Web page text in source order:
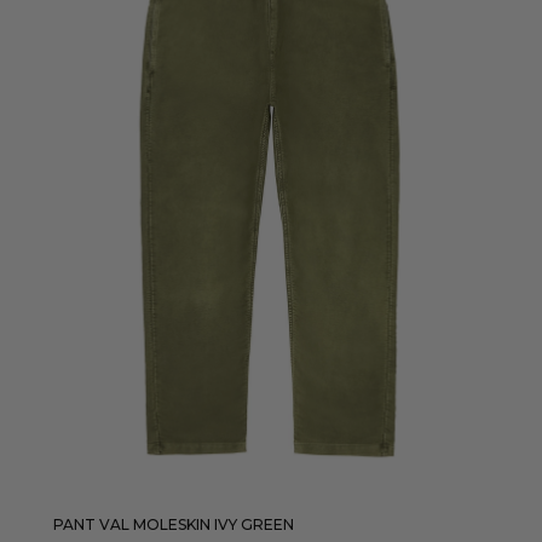
PANT VAL MOLESKIN IVY GREEN